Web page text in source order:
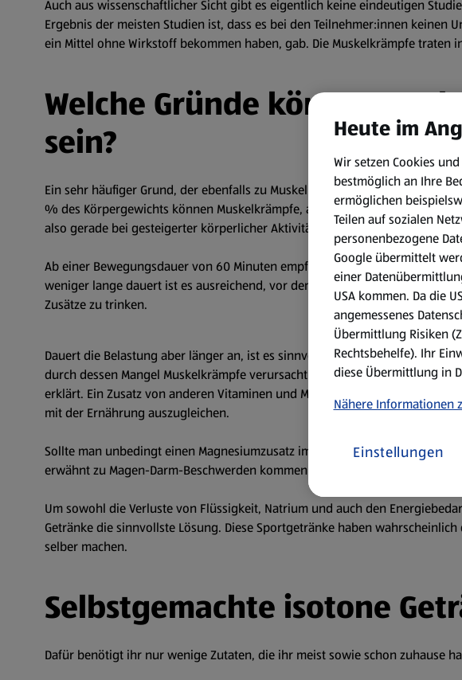
Auch aus wissenschaftlicher Sicht gibt es eigentlich keine eindeutigen
Ergebnis der meisten Studien ist, dass es bei den Teilnehmer:innen
ein Mittel ohne Wirkstoff bekommen haben, gab. Die Muskelkrämpfe traten
Welche Gründe können
sein?
Ein sehr häufiger Grund, der ebenfalls zu Muskelkrämpfen führen kann
% des Körpergewichts können Muskelkrämpfe, aber auch
also gerade bei gesteigerter körperlicher Aktivität besonders wichtig.
Ab einer Bewegungsdauer von 60 Minuten empfehlen die
weniger lange dauert ist es ausreichend, vor dem Sport genug zu trinken.
Zusätze zu trinken.
Dauert die Belastung aber länger an, ist es sinnvoll dem Sportgetränk
durch dessen Mangel Muskelkrämpfe verursacht werden können. Wenn
erklärt. Ein Zusatz von anderen Vitaminen und Mineralstoffen in das
mit der Ernährung auszugleichen.
Sollte man unbedingt einen Magnesiumzusatz im Sportgetränk haben
erwähnt zu Magen-Darm-Beschwerden kommen kann.
Um sowohl die Verluste von Flüssigkeit, Natrium und auch den
Getränke die sinnvollste Lösung. Diese Sportgetränke haben
selber machen.
Selbstgemachte isotone
Dafür benötigt ihr nur wenige Zutaten, die ihr meist sowie schon zuhause
Heute im
Wir setzen Cookies
bestmöglich an Ihre
ermöglichen
Teilen auf sozialen
personenbezogene
Google übermittelt
einer
USA kommen. Da die
angemessenes
Übermittlung Risiken
Rechtsbehelfe). Ihr
diese Übermittlung in
Nähere Informationen
Einstellungen